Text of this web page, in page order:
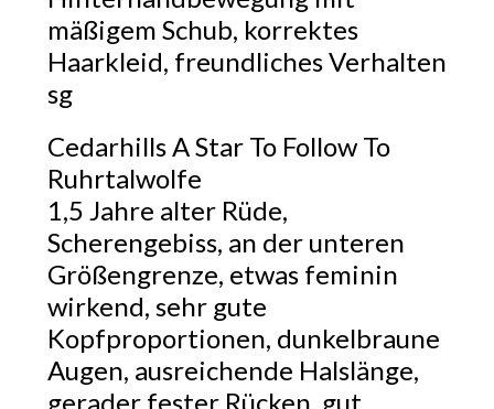
mäßigem Schub, korrektes
Haarkleid, freundliches Verhalten
sg
Cedarhills A Star To Follow To
Ruhrtalwolfe
1,5 Jahre alter Rüde,
Scherengebiss, an der unteren
Größengrenze, etwas feminin
wirkend, sehr gute
Kopfproportionen, dunkelbraune
Augen, ausreichende Halslänge,
gerader fester Rücken, gut